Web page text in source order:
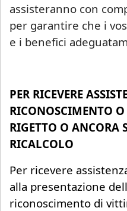
assisteranno con
per garantire che i
e i benefici
PER RICEVERE
RICONOSCIMENTO
RIGETTO O ANCORA
RICALCOLO
Per ricevere
alla presentazione
riconoscimento di